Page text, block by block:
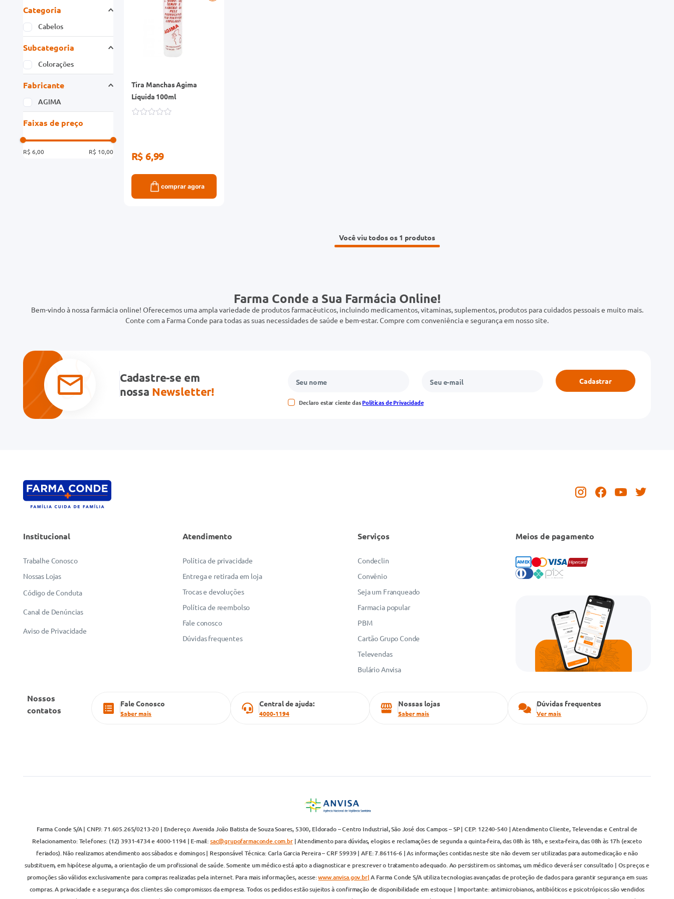
Categoria
Cabelos
Subcategoria
Colorações
Fabricante
AGIMA
Faixas de preço
R$ 6,00 R$ 10,00
Tira Manchas Agima
Líquida 100ml
R$ 6,99
comprar agora
Você viu todos os 1
Farma Conde a Sua Farmácia Online!
Bem-vindo à nossa farmácia online! Oferecemos uma ampla variedade de produtos farmacêuticos, incluindo medicamentos, vitaminas, suplementos, produtos para cuidados pessoais e muito mais.
Conte com a Farma Conde para todas as suas necessidades de saúde e bem-estar. Compre com conveniência e segurança em nosso site.
Cadastre-se em
nossa Newsletter!
Declaro estar ciente dasPolíticas de Privacidade
Cadastrar
Institucional
Trabalhe Conosco
Nossas Lojas
Código de Conduta
Canal de Denúncias
Aviso de Privacidade
Atendimento
Política de privacidade
Entrega e retirada em loja
Trocas e devoluções
Política de reembolso
Fale conosco
Dúvidas frequentes
Serviços
Condeclin
Convênio
Seja um Franqueado
Farmacia popular
PBM
Cartão Grupo Conde
Televendas
Bulário Anvisa
Meios de pagamento
Nossos
contatos
Fale Conosco
Saber mais
Central de ajuda:
4000-1194
Nossas lojas
Saber mais
Dúvidas frequentes
Ver mais
Farma Conde S/A | CNPJ: 71.605.265/0213-20 | Endereço: Avenida João Batista de Souza Soares, 5300, Eldorado – Centro Industrial, São José dos Campos – SP | CEP: 12240-540 | Atendimento Cliente, Televendas e Central de
Relacionamento: Telefones: (12) 3931-4734 e 4000-1194 | E-mail:sac@grupofarmaconde.com.br| Atendimento para dúvidas, elogios e reclamações de segunda a quinta-feira, das 08h às 18h, e sexta-feira, das 08h às 17h (exceto
feriados). Não realizamos atendimento aos sábados e domingos | Responsável Técnica: Carla Garcia Pereira – CRF 59939 | AFE: 7.86116-6 | As informações contidas neste site não devem ser utilizadas para automedicação e não
substituem, em hipótese alguma, a orientação de um profissional de saúde. Somente um médico está apto a diagnosticar e prescrever o tratamento adequado. Ao persistirem os sintomas, um médico deverá ser consultado | Os preços e
promoções são válidos exclusivamente para compras realizadas pela internet. Para mais informações, acesse:www.anvisa.gov.br|A Farma Conde S/A utiliza tecnologias avançadas de proteção de dados para garantir segurança em suas
compras. A privacidade e a segurança dos clientes são compromissos da empresa. Todos os pedidos estão sujeitos à confirmação de disponibilidade em estoque | Importante: antimicrobianos, antibióticos e psicotrópicos são vendidos